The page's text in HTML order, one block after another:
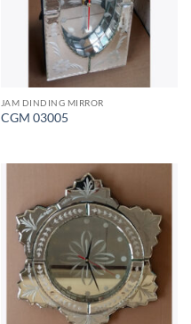
JAM DINDING MIRROR
CGM 03005